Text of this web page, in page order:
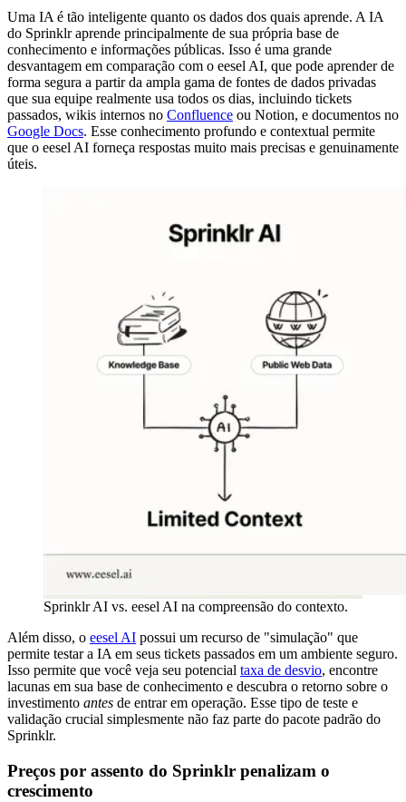
Uma IA é tão inteligente quanto os dados dos quais aprende. A IA
do Sprinklr aprende principalmente de sua própria base de
conhecimento e informações públicas. Isso é uma grande
desvantagem em comparação com o eesel AI, que pode aprender de
forma segura a partir da ampla gama de fontes de dados privadas
que sua equipe realmente usa todos os dias, incluindo tickets
passados, wikis internos no Confluence ou Notion, e documentos no
Google Docs. Esse conhecimento profundo e contextual permite
que o eesel AI forneça respostas muito mais precisas e genuinamente
úteis.
Sprinklr AI vs. eesel AI na compreensão do contexto.
Além disso, o eesel AI possui um recurso de "simulação" que
permite testar a IA em seus tickets passados em um ambiente seguro.
Isso permite que você veja seu potencial taxa de desvio, encontre
lacunas em sua base de conhecimento e descubra o retorno sobre o
investimento antes de entrar em operação. Esse tipo de teste e
validação crucial simplesmente não faz parte do pacote padrão do
Sprinklr.
Preços por assento do Sprinklr penalizam o
crescimento